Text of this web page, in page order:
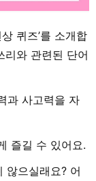
퀴즈’를 소개합
리와 관련된 단어
과 사고력을 자
즐길 수 있어요.
않으실래요? 어